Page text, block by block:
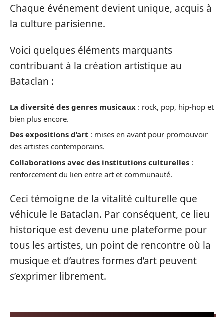
Chaque événement devient unique, acquis à
la culture parisienne.
Voici quelques éléments marquants
contribuant à la création artistique au
Bataclan :
La diversité des genres musicaux : rock, pop, hip-hop et
bien plus encore.
Des expositions d’art : mises en avant pour promouvoir
des artistes contemporains.
Collaborations avec des institutions culturelles :
renforcement du lien entre art et communauté.
Ceci témoigne de la vitalité culturelle que
véhicule le Bataclan. Par conséquent, ce lieu
historique est devenu une plateforme pour
tous les artistes, un point de rencontre où la
musique et d’autres formes d’art peuvent
s’exprimer librement.